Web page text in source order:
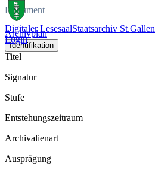
Digitaler LesesaalStaatsarchiv St.Gallen
Login
Dokument
Archivplan
Identifikation
Titel
Signatur
Stufe
Entstehungszeitraum
Archivalienart
Ausprägung